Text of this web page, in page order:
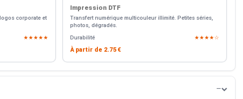
corporate et
★★★★★
Impression DTF
Transfert numérique multicouleur illimité. Petites séries,
photos, dégradés.
Durabilité
★★★★☆
À partir de 2.75 €
—